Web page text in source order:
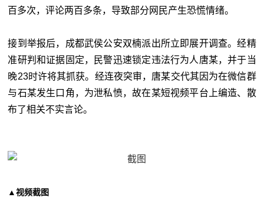
百多次，评论两百多条，导致部分网民产生恐慌情绪。
接到举报后，成都武侯公安双楠派出所立即展开调查。经精
准研判和证据固定，民警迅速锁定违法行为人唐某，并于当
晚23时许将其抓获。经连夜突审，唐某交代其因为在微信群
与石某发生口角，为泄私愤，故在某短视频平台上编造、散
布了相关不实言论。
▲视频截图